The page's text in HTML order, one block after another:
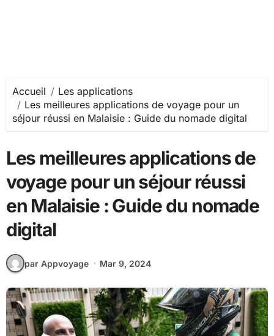
Accueil
Les applications
Les meilleures applications de voyage pour un
séjour réussi en Malaisie : Guide du nomade digital
Les meilleures applications de
voyage pour un séjour réussi
en Malaisie : Guide du nomade
digital
par Appvoyage Mar 9, 2024